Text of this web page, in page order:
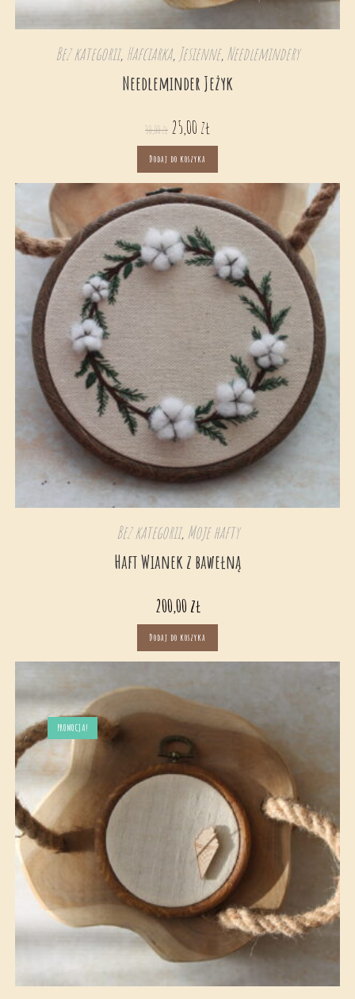
Bez kategorii, Hafciarka, Jesienne,Needlemindery
Needleminder Jeżyk
30,00zł 25,00 zł
Dodaj do koszyka
Bez kategorii, Moje hafty
Haft Wianek z bawełną
200,00 zł
Dodaj do koszyka
PROMOCJA!